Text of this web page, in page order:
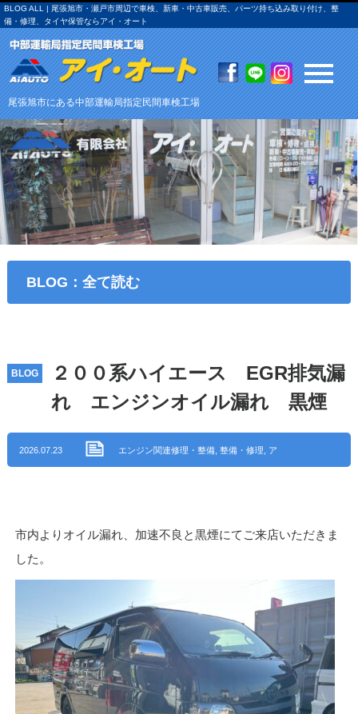
BLOG ALL | 尾張旭市・瀬戸市周辺で車検、新車・中古車販売、パーツ持ち込み取り付け、整
備・修理、タイヤ保管ならアイ・オート
尾張旭市にある中部運輸局指定民間車検工場
BLOG：全て読む
２００系ハイエース EGR排気漏
れ エンジンオイル漏れ 黒煙
BLOG
2026.07.23 エンジン関連修理・整備, 整備・修理 ア
市内よりオイル漏れ、加速不良と黒煙にてご来店いただきま
した。